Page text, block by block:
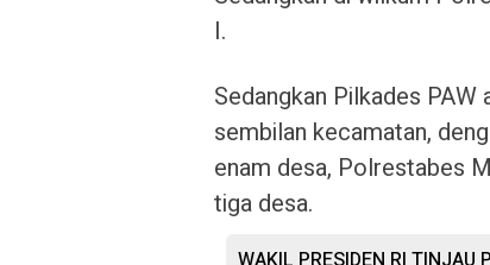
I.
Sedangkan Pilkades
sembilan kecamatan,
enam desa, Polrestabes
tiga desa.